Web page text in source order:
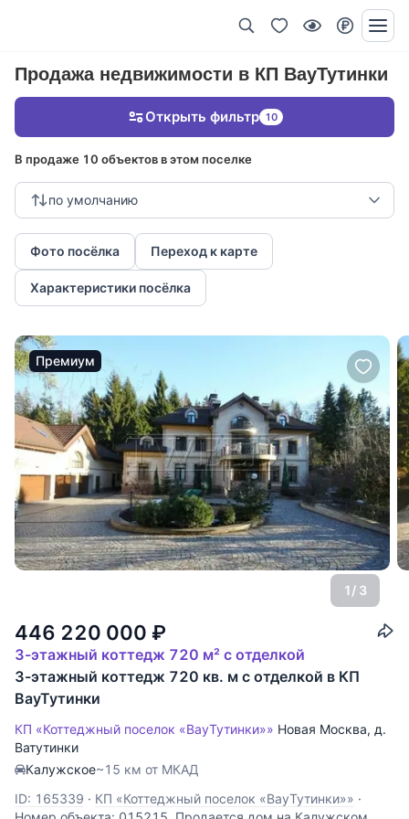
Продажа недвижимости в КП ВауТутинки
В продаже 10 объектов в этом поселке
по умолчанию
Фото посёлка Переход к карте
Характеристики посёлка
Открыть фильтр 10
Премиум
1/ 3
446 220 000 ₽
3-этажный коттедж 720 м² с отделкой
3-этажный коттедж 720 кв. м с отделкой в КП
ВауТутинки
КП «Коттеджный поселок «ВауТутинки»» Новая Москва, д.
Ватутинки
Калужское~15 км от МКАД
ID: 165339 · КП «Коттеджный поселок «ВауТутинки»» ·